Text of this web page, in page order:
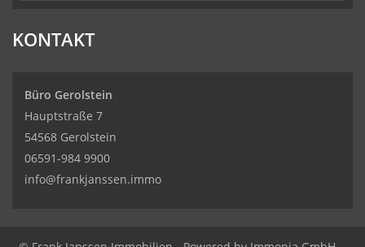
KONTAKT
Büro Gerolstein
Hauptstraße 7
54568 Gerolstein
06591-984 9900
info@frankjanssen.immo